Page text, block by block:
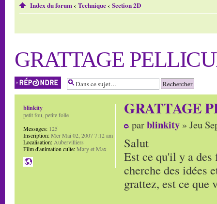
Index du forum‹ Technique‹ Section 2D
GRATTAGE
Répondre
GRATTAGE
parblinkity » Jeu
Salut
Est ce qu'il y a
cherche des idées
grattez, est ce que
blinkity
petit fou, petite folle
Messages: 125
Inscription:Mer Mai 02, 2007 7:12 am
Localisation: Aubervilliers
Film d'animation culte:Mary et Max